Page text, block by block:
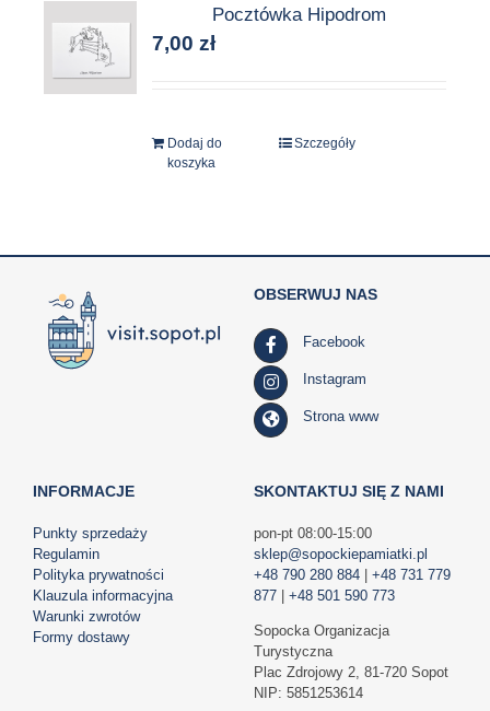
Pocztówka Hipodrom
7,00zł
Dodaj do
koszyka
Szczegóły
INFORMACJE
Punkty sprzedaży
Regulamin
Polityka prywatności
Klauzula informacyjna
Warunki zwrotów
Formy dostawy
OBSERWUJ NAS
Facebook
Instagram
Strona www
SKONTAKTUJ SIĘ Z NAMI
pon-pt 08:00-15:00
sklep@sopockiepamiatki.pl
+48 790 280 884| +48 731 779
877| +48 501 590 773
Sopocka Organizacja
Turystyczna
Plac Zdrojowy 2, 81-720 Sopot
NIP: 5851253614